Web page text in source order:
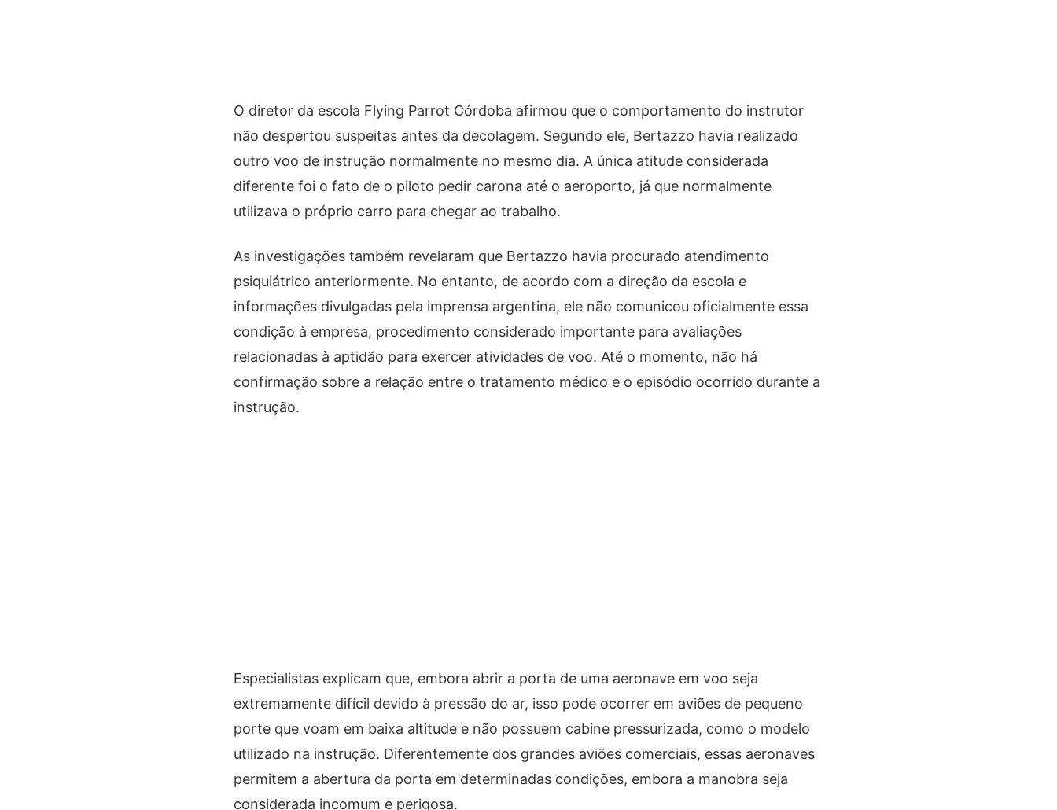
O diretor da escola Flying Parrot Córdoba afirmou que o comportamento do instrutor
não despertou suspeitas antes da decolagem. Segundo ele, Bertazzo havia realizado
outro voo de instrução normalmente no mesmo dia. A única atitude considerada
diferente foi o fato de o piloto pedir carona até o aeroporto, já que normalmente
utilizava o próprio carro para chegar ao trabalho.
As investigações também revelaram que Bertazzo havia procurado atendimento
psiquiátrico anteriormente. No entanto, de acordo com a direção da escola e
informações divulgadas pela imprensa argentina, ele não comunicou oficialmente essa
condição à empresa, procedimento considerado importante para avaliações
relacionadas à aptidão para exercer atividades de voo. Até o momento, não há
confirmação sobre a relação entre o tratamento médico e o episódio ocorrido durante a
instrução.
Especialistas explicam que, embora abrir a porta de uma aeronave em voo seja
extremamente difícil devido à pressão do ar, isso pode ocorrer em aviões de pequeno
porte que voam em baixa altitude e não possuem cabine pressurizada, como o modelo
utilizado na instrução. Diferentemente dos grandes aviões comerciais, essas aeronaves
permitem a abertura da porta em determinadas condições, embora a manobra seja
considerada incomum e perigosa.